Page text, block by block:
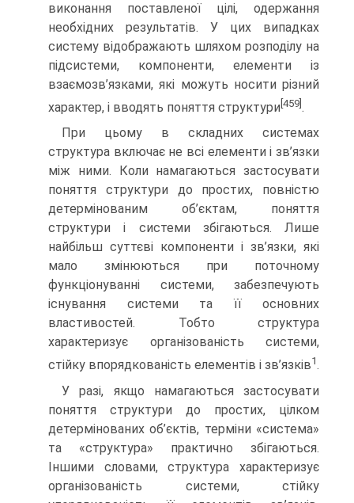
виконання поставленої цілі, одержання
необхідних результатів. У цих випадках
систему відображають шляхом розподілу на
підсистеми, компоненти, елементи із
взаємозв’язками, які можуть носити різний
характер, і вводять поняття структури [459] .
При цьому в складних системах
структура включає не всі елементи і зв’язки
між ними. Коли намагаються застосувати
поняття структури до простих, повністю
детермінованим об’єктам, поняття
структури і системи збігаються. Лише
найбільш суттєві компоненти і зв’язки, які
мало змінюються при поточному
функціонуванні системи, забезпечують
існування системи та її основних
властивостей. Тобто структура
характеризує організованість системи,
стійку впорядкованість елементів і зв’язків1.
У разі, якщо намагаються застосувати
поняття структури до простих, цілком
детермінованих об’єктів, терміни «система»
та «структура» практично збігаються.
Іншими словами, структура характеризує
організованість системи, стійку